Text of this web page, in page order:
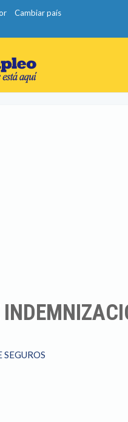
Cambiar país